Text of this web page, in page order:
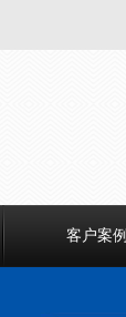
客户案例